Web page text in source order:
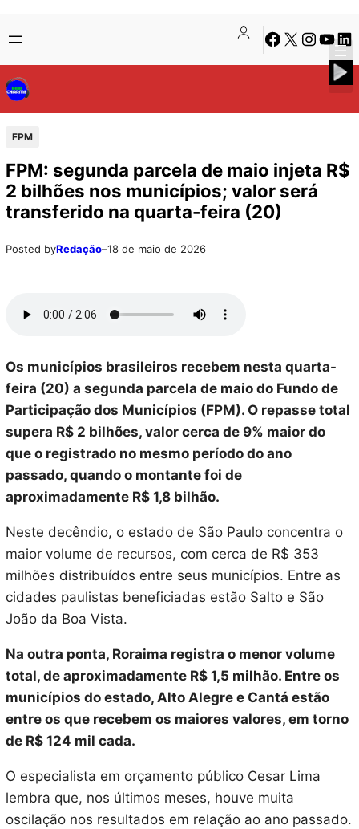
para
o
conteúdo
to
content
Facebook
X Instagram
FPM
FPM: segunda parcela de maio injeta R$
2 bilhões nos municípios; valor será
transferido na quarta-feira (20)
Posted byRedação–18 de maio de 2026
Os municípios brasileiros recebem nesta quarta-
feira (20) a segunda parcela de maio do Fundo de
Participação dos Municípios (FPM). O repasse total
supera R$ 2 bilhões, valor cerca de 9% maior do
que o registrado no mesmo período do ano
passado, quando o montante foi de
aproximadamente R$ 1,8 bilhão.
Neste decêndio, o estado de São Paulo concentra o
maior volume de recursos, com cerca de R$ 353
milhões distribuídos entre seus municípios. Entre as
cidades paulistas beneficiadas estão Salto e São
João da Boa Vista.
Na outra ponta, Roraima registra o menor volume
total, de aproximadamente R$ 1,5 milhão. Entre os
municípios do estado, Alto Alegre e Cantá estão
entre os que recebem os maiores valores, em torno
de R$ 124 mil cada.
O especialista em orçamento público Cesar Lima
lembra que, nos últimos meses, houve muita
oscilação nos resultados em relação ao ano passado.